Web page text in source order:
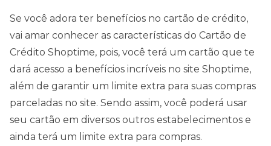
Se você adora ter benefícios no cartão de crédito,
vai amar conhecer as características do Cartão de
Crédito Shoptime, pois, você terá um cartão que te
dará acesso a benefícios incríveis no site Shoptime,
além de garantir um limite extra para suas compras
parceladas no site. Sendo assim, você poderá usar
seu cartão em diversos outros estabelecimentos e
ainda terá um limite extra para compras.